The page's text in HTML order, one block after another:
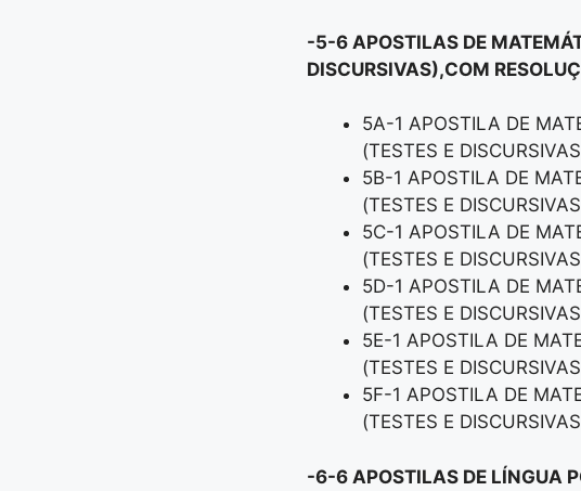
-5-6 APOSTILAS DE
DISCURSIVAS),COM
5A-1 APOSTILA DE
(TESTES E
5B-1 APOSTILA DE
(TESTES E
5C-1 APOSTILA DE
(TESTES E
5D-1 APOSTILA DE
(TESTES E
5E-1 APOSTILA DE
(TESTES E
5F-1 APOSTILA DE
(TESTES E
-6-6 APOSTILAS DE LÍNGUA